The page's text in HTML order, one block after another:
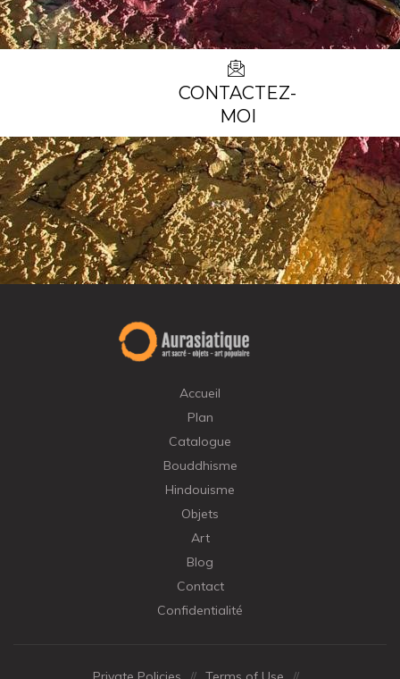
CONTACTEZ-
MOI
Accueil
Plan
Catalogue
Bouddhisme
Hindouisme
Objets
Art
Blog
Contact
Confidentialité